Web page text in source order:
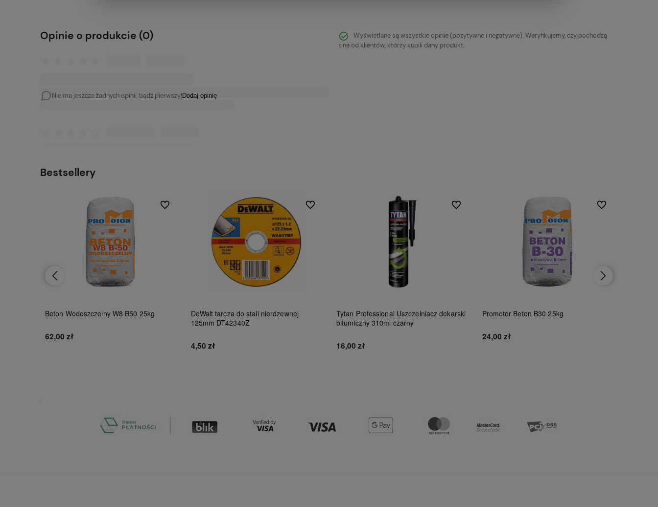
Opinie o produkcie (0)
Nie ma jeszcze żadnych opinii, bądź pierwszy! Dodaj opinię
Wyświetlane są wszystkie opinie (pozytywne i negatywne). Weryfikujemy, czy pochodzą
one od klientów, którzy kupili dany produkt.
Bestsellery
Beton Wodoszczelny W8 B50 25kg
62,00 zł
Do ulubionych
DeWalt tarcza do stali nierdzewnej
125mm DT42340Z
4,50 zł
Do ulubionych
Tytan Professional Uszczelniacz dekarski
bitumiczny 310ml czarny
16,00 zł
Do ulubionych
Promotor Beton B30 25kg
24,00 zł
Do ulubionych